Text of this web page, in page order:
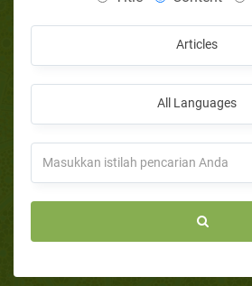
Articles
All Languages